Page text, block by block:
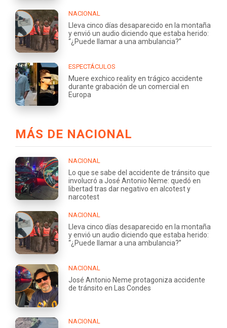
NACIONAL
Lleva cinco días desaparecido en la montaña
y envió un audio diciendo que estaba herido:
“¿Puede llamar a una ambulancia?”
ESPECTÁCULOS
Muere exchico reality en trágico accidente
durante grabación de un comercial en
Europa
MÁS DE NACIONAL
NACIONAL
Lo que se sabe del accidente de tránsito que
involucró a José Antonio Neme: quedó en
libertad tras dar negativo en alcotest y
narcotest
NACIONAL
Lleva cinco días desaparecido en la montaña
y envió un audio diciendo que estaba herido:
“¿Puede llamar a una ambulancia?”
NACIONAL
José Antonio Neme protagoniza accidente
de tránsito en Las Condes
NACIONAL